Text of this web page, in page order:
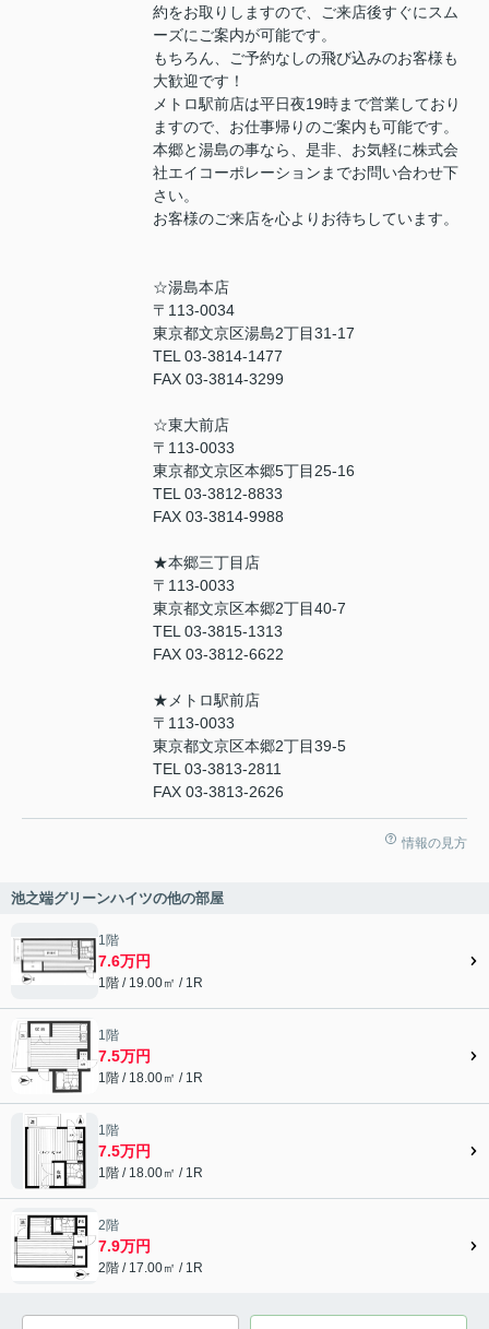
約をお取りしますので、ご来店後すぐにスム
ーズにご案内が可能です。
もちろん、ご予約なしの飛び込みのお客様も
大歓迎です！
メトロ駅前店は平日夜19時まで営業しており
ますので、お仕事帰りのご案内も可能です。
本郷と湯島の事なら、是非、お気軽に株式会
社エイコーポレーションまでお問い合わせ下
さい。
お客様のご来店を心よりお待ちしています。
☆湯島本店
〒113-0034
東京都文京区湯島2丁目31-17
TEL 03-3814-1477
FAX 03-3814-3299
☆東大前店
〒113-0033
東京都文京区本郷5丁目25-16
TEL 03-3812-8833
FAX 03-3814-9988
★本郷三丁目店
〒113-0033
東京都文京区本郷2丁目40-7
TEL 03-3815-1313
FAX 03-3812-6622
★メトロ駅前店
〒113-0033
東京都文京区本郷2丁目39-5
TEL 03-3813-2811
FAX 03-3813-2626
情報の見方
池之端グリーンハイツの他の部屋
1階
7.6万円
1階 / 19.00㎡ / 1R
1階
7.5万円
1階 / 18.00㎡ / 1R
1階
7.5万円
1階 / 18.00㎡ / 1R
2階
7.9万円
2階 / 17.00㎡ / 1R